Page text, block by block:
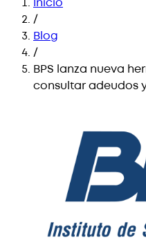
/
Blog
/
BPS lanza nueva
consultar adeudos